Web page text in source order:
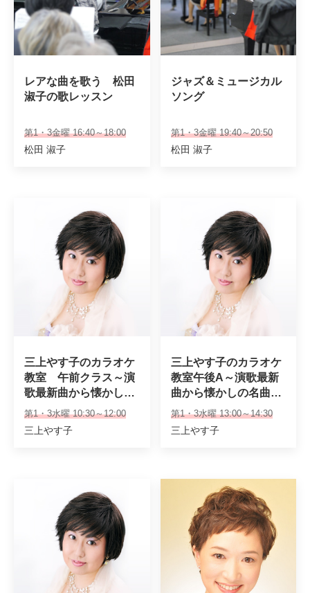
レアな曲を歌う　松田
淑子の歌レッスン
第1・3金曜 16:40～18:00
松田 淑子
ジャズ＆ミュージカル
ソング
第1・3金曜 19:40～20:50
松田 淑子
三上やす子のカラオケ
教室　午前クラス～演
歌最新曲から懐かしの
名曲・話題曲まで～
第1・3水曜 10:30～12:00
三上やす子
三上やす子のカラオケ
教室午後A～演歌最新
曲から懐かしの名曲・
話題曲まで～
第1・3水曜 13:00～14:30
三上やす子